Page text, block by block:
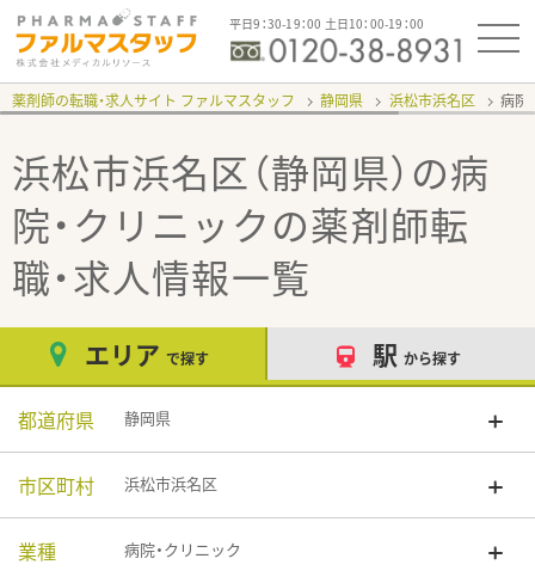
平日9：30-19：00 土日10：00-19：00
薬剤師の転職・求人サイト ファルマスタッフ 静岡県 浜松市浜名区 病院
浜松市浜名区（静岡県）の病
院・クリニックの薬剤師転
職・求人情報一覧
エリア で探す 駅 から探す
都道府県 静岡県
市区町村 浜松市浜名区
業種 病院・クリニック